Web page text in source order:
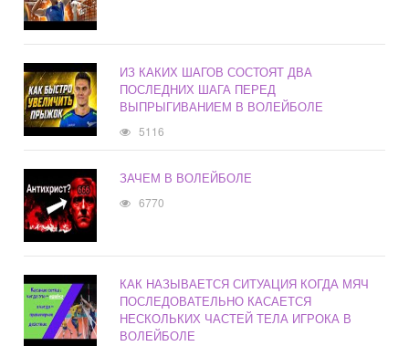
ИЗ КАКИХ ШАГОВ СОСТОЯТ ДВА
ПОСЛЕДНИХ ШАГА ПЕРЕД
ВЫПРЫГИВАНИЕМ В ВОЛЕЙБОЛЕ
5116
ЗАЧЕМ В ВОЛЕЙБОЛЕ
6770
КАК НАЗЫВАЕТСЯ СИТУАЦИЯ КОГДА МЯЧ
ПОСЛЕДОВАТЕЛЬНО КАСАЕТСЯ
НЕСКОЛЬКИХ ЧАСТЕЙ ТЕЛА ИГРОКА В
ВОЛЕЙБОЛЕ